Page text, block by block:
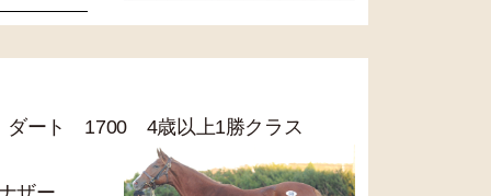
ート 1700 4歳以上1勝クラス